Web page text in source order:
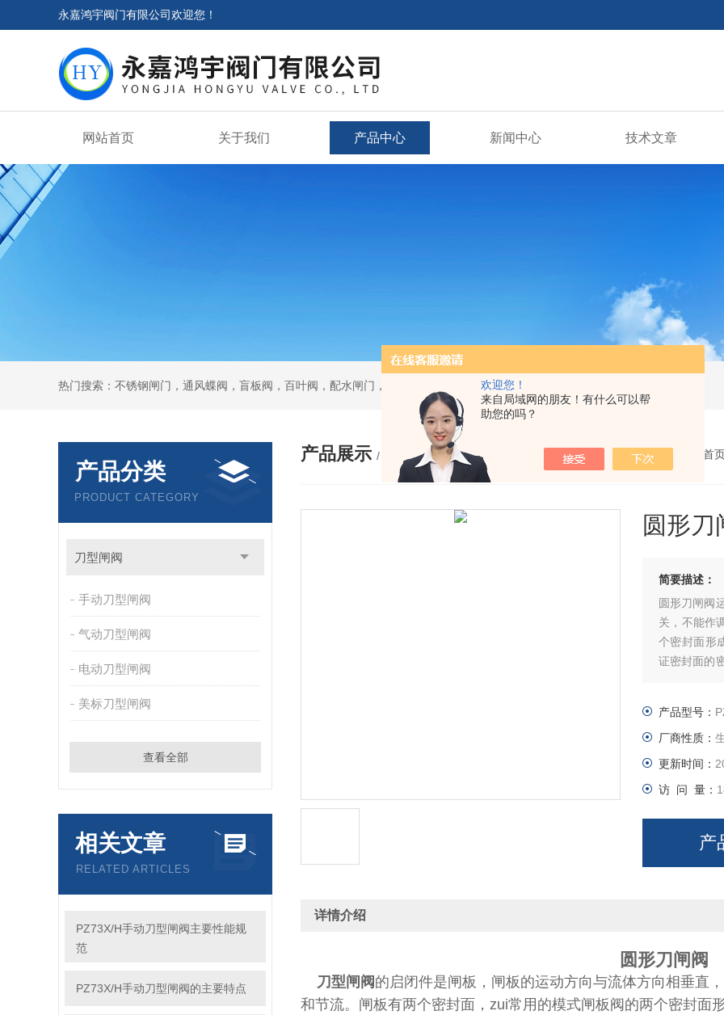
欢迎您！
来自局域网的朋友！有什么可以帮
助您的吗？
永嘉鸿宇阀门有限公司欢迎您！
网站首页 关于我们 产品中心 新闻中心 技术文章
热门搜索：不锈钢闸门，通风蝶阀，盲板阀，百叶阀，配水闸门，套筒排泥阀，渠道闸门，分料阀
产品分类
PRODUCT CATEGORY
刀型闸阀
手动刀型闸阀
气动刀型闸阀
电动刀型闸阀
美标刀型闸阀
查看全部
相关文章
RELATED ARTICLES
PZ73X/H手动刀型闸阀主要性能规
范
PZ73X/H手动刀型闸阀的主要特点
产品展示 / PRODUCTS 您的位置： 网站首
圆形刀
简要描述：
圆形刀闸阀
关，不能作
个密封面形
证密封面的
产品型号：
厂商性质：
更新时间：
访 问 量：
产
详情介绍
圆形刀闸阀
刀型闸阀 的启闭件是闸板，闸板的运动方向与流体方向相垂直
和节流。闸板有两个密封面，zui常用的模式闸板阀的两个密封面